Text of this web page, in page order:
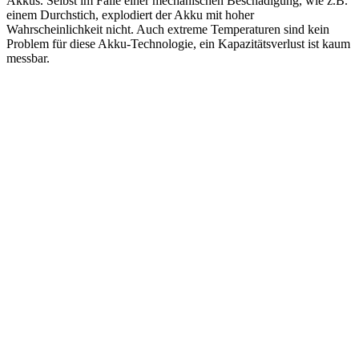
einem Durchstich, explodiert der Akku mit hoher
Wahrscheinlichkeit nicht. Auch extreme Temperaturen sind kein
Problem für diese Akku-Technologie, ein Kapazitätsverlust ist kaum
messbar.